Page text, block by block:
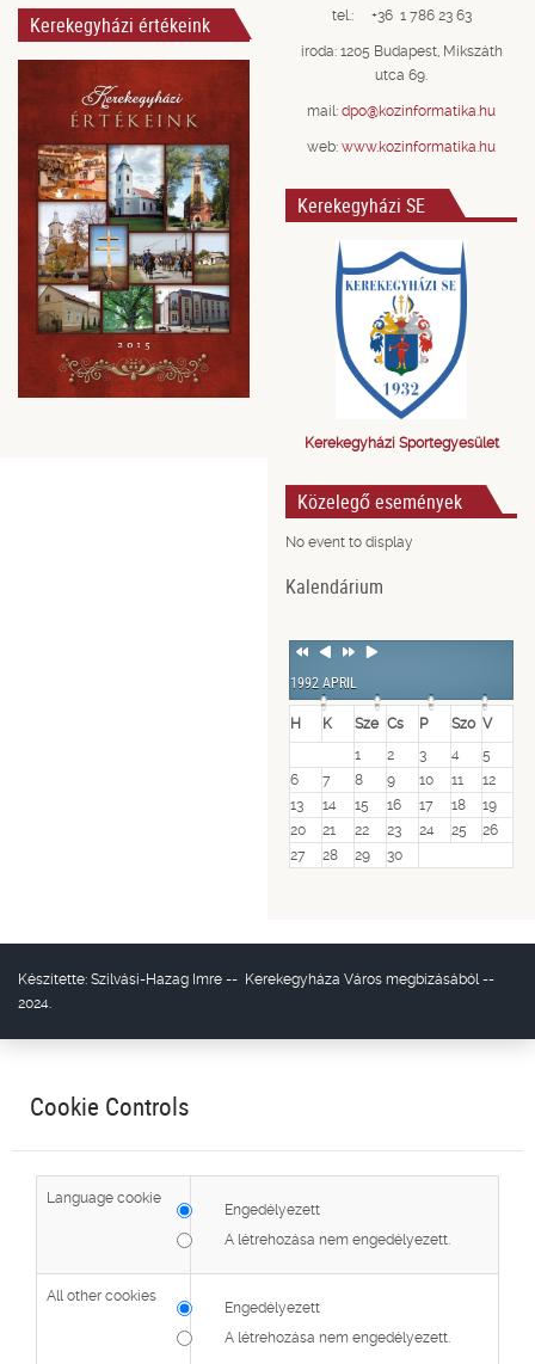
Kerekegyházi értékeink tel.: +36 1 786 23 63
iroda: 1205 Budapest, Mikszáth
utca 69.
mail: dpo@kozinformatika.hu
web: www.kozinformatika.hu
Kerekegyházi SE
Kerekegyházi Sportegyesület
Közelegő események
No event to display
Kalendárium
Previous
Previous
NextNext
1992 APRIL
H K Sze Cs P Szo V
1
2 3 4
5
6
7 8 9 10 11
12
13
14 15 16 17 18
19
20
21 22 23 24 25
26
27
28 29 30
Készítette: Szilvási-Hazag Imre -- Kerekegyháza Város megbízásából --
2024.
Cookie Controls
Language cookie
Engedélyezett
A létrehozása nem engedélyezett.
All other cookies
Engedélyezett
A létrehozása nem engedélyezett.